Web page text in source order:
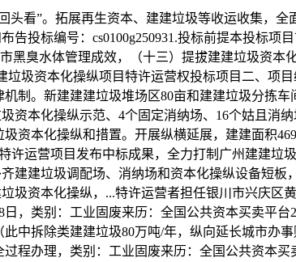
看”。拓展再生资本、建建垃圾等收运收集，全
投标编号：cs0100g250931.投标前提本投标项
黑臭水体管理成效，（十三）提拔建建垃圾资本
圾资本化操纵项目特许运营权投标项目二、项目
制。新建建建垃圾堆场区80亩和建建垃圾分拣车
资本化操纵示范、4个固定消纳场、16个姑且消
资本化操纵和措置。开展纵横延展，建建面积
运营项目发布中标成果，全力打制广州建建垃
建建垃圾调配场、消纳场和资本化操纵设备短板
圾资本化操纵，...特许运营者担任银川市兴庆区
类别：工业固废来历：全国公共资本买卖平台
中拆除类建建垃圾80万吨/年，纵向延长城市办
办理，类别：工业固废来历：全国公共资本买